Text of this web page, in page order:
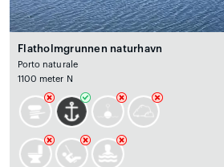
Flatholmgrunnen naturhavn
Porto naturale
1100 meter N